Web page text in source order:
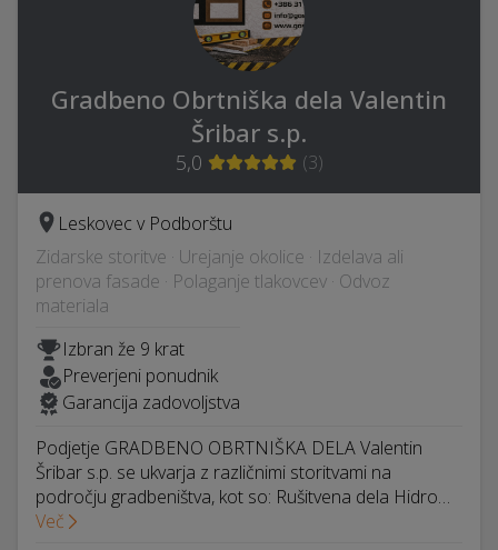
Gradbeno Obrtniška dela Valentin
Šribar s.p.
5,0 (3)
Leskovec v Podborštu
Zidarske storitve · Urejanje okolice · Izdelava ali
prenova fasade · Polaganje tlakovcev · Odvoz
materiala
Izbran že 9 krat
Preverjeni ponudnik
Garancija zadovoljstva
Podjetje GRADBENO OBRTNIŠKA DELA Valentin
Šribar s.p. se ukvarja z različnimi storitvami na
področju gradbeništva, kot so: Rušitvena dela Hidro…
Več